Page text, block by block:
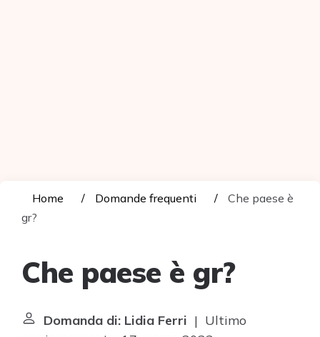
Home Domande frequenti
Che paese è
gr?
Che paese è gr?
Domanda di: Lidia Ferri | Ultimo